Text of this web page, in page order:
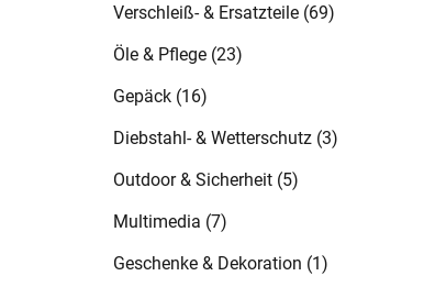
Verschleiß- & Ersatzteile (69)
Öle & Pflege (23)
Gepäck (16)
Diebstahl- & Wetterschutz (3)
Outdoor & Sicherheit (5)
Multimedia (7)
Geschenke & Dekoration (1)